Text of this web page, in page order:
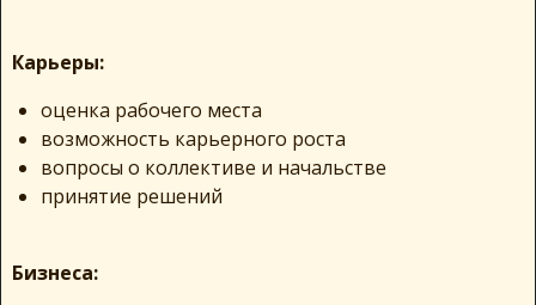
Карьеры:
оценка рабочего места
возможность карьерного роста
вопросы о коллективе и начальстве
принятие решений
Бизнеса: